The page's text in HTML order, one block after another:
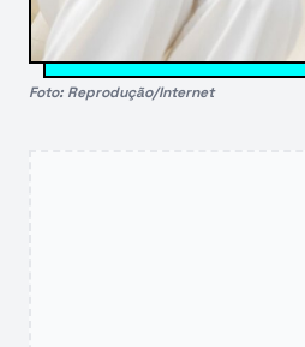
Foto: Reprodução/Internet